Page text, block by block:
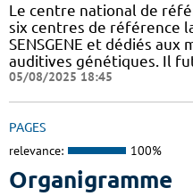
Le centre national de
six centres de référence
SENSGENE et dédiés aux
auditives génétiques. Il
05/08/2025 18:45
PAGES
relevance: 100%
Organigramme